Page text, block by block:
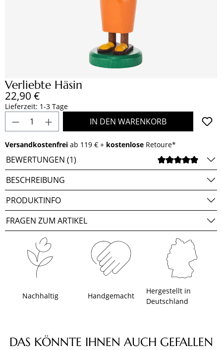
Verliebte Häsin
Regulärer Preis:
22,90 €
Lieferzeit: 1-3 Tage
Produkt Anzahl: Gib den gewünschten
IN DEN WARENKORB
Versandkostenfrei ab 119 € + kostenlose Retoure*
BEWERTUNGEN (1)
BESCHREIBUNG
PRODUKTINFO
FRAGEN ZUM ARTIKEL
Nachhaltig Handgemacht
Hergestellt in
Deutschland
Produktgalerie überspringen
DAS KÖNNTE IHNEN AUCH GEFALLEN